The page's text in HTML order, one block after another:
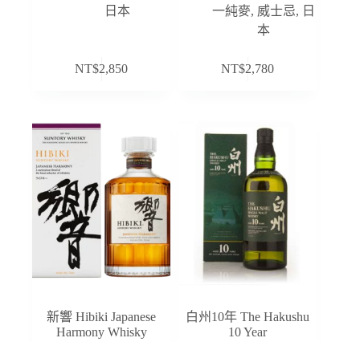
日本
NT$2,850
一純麥, 威士忌, 日
本
NT$2,780
新響 Hibiki Japanese
Harmony Whisky
白州10年 The Hakushu
10 Year